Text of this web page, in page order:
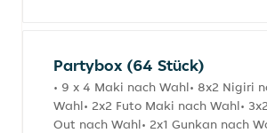
Partybox (64 Stück)
• 9 x 4 Maki nach Wahl• 8x2 Nigiri
Wahl• 2x2 Futo Maki nach Wahl•
Out nach Wahl• 2x1 Gunkan nach